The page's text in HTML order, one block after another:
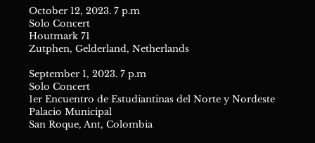
October 12, 2023. 7 p.m
Solo Concert
Houtmark 71
Zutphen, Gelderland, Netherlands
September 1, 2023. 7 p.m
Solo Concert
1er Encuentro de Estudiantinas del Norte y Nordeste
Palacio Municipal
San Roque, Ant, Colombia